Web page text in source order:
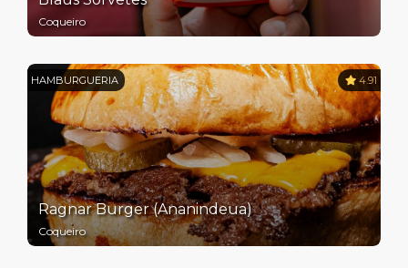
Coqueiro
HAMBURGUERIA 4.91
Ragnar Burger (Ananindeua)
Coqueiro